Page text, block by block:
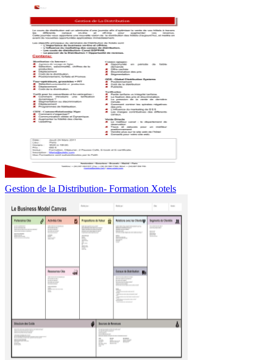
Gestion de la Distribution- Formation Xotels